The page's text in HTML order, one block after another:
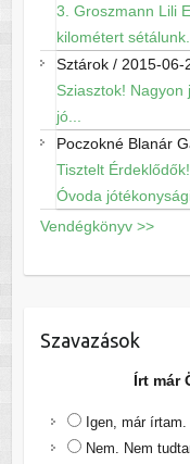
3. Groszmann Lili
kilométert sétálunk...
Sztárok/ 2015-06-
Sziasztok!
jó...
Poczokné Blanár
Tisztelt
Óvoda
Vendégkönyv >>
Szavazások
Írt már
Igen, már írtam.
Nem. Nem